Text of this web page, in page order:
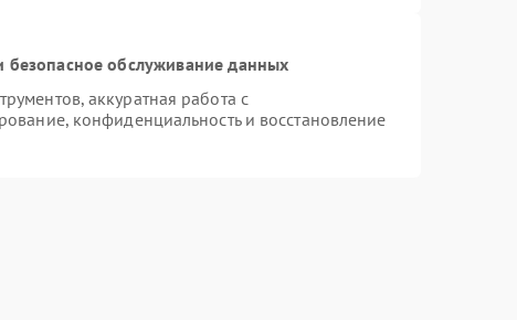
обслуживание данных
аккуратная работа с
конфиденциальность и восстановление